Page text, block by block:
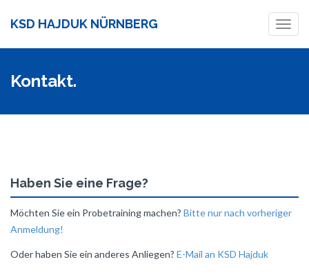
KSD HAJDUK NÜRNBERG
Kontakt.
Haben Sie eine Frage?
Möchten Sie ein Probetraining machen? Bitte nur nach vorheriger
Anmeldung!
Oder haben Sie ein anderes Anliegen? E-Mail an KSD Hajduk